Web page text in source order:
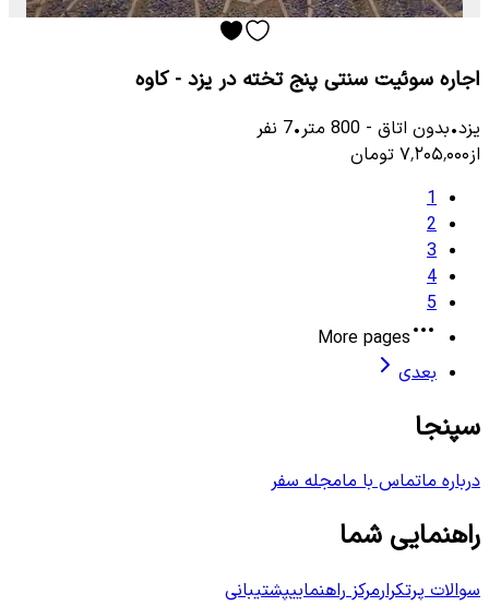
اجاره سوئیت سنتی پنج تخته در یزد - کاوه
یزد•بدون اتاق -
800 متر•
7 نفر
از۷٬۲۰۵٬۰۰۰ تومان
1
2
3
4
5
More pages
بعدی
سپنجا
درباره ماتماس با مامجله سفر
راهنمایی شما
سوالات پرتکرارمرکز راهنماییپشتیبانی